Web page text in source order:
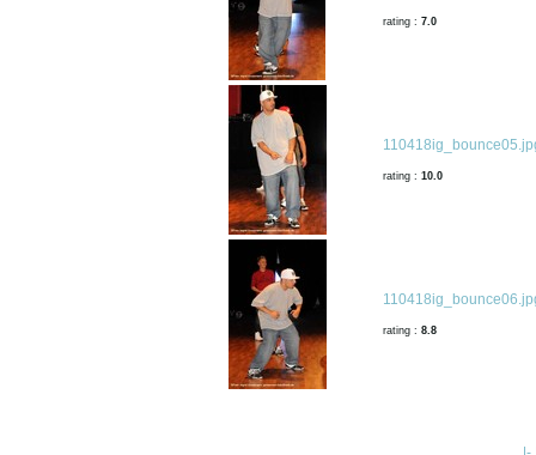
rating : 7.0
rating : 10.0
rating : 8.8